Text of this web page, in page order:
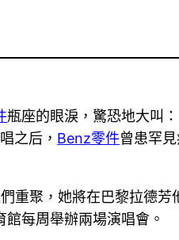
瓶座的眼淚，驚恐地大叫
之后， Benz零件曾患罕
重聚，她將在巴黎拉德芳
每周舉辦兩場演唱會。